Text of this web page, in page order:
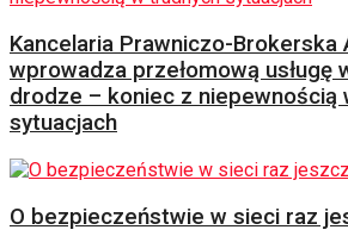
Kancelaria Prawniczo-Brokerska
wprowadza przełomową usługę
drodze – koniec z niepewnością
sytuacjach
O bezpieczeństwie w sieci raz